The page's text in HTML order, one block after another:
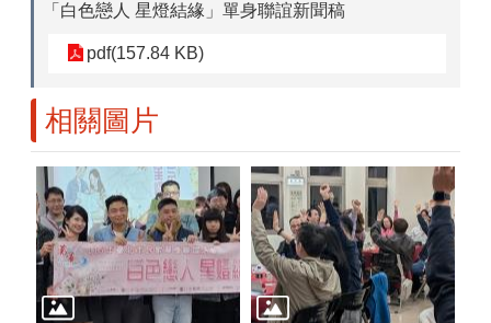
「白色戀人 星燈結緣」單身聯誼新聞稿
pdf(157.84 KB)
相關圖片